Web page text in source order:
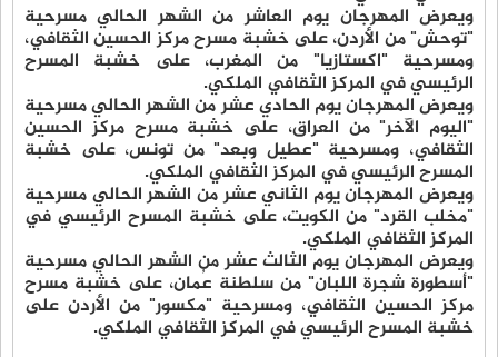
ويعرض المهرجان يوم العاشر من الشهر الحالي مسرحية
"توحش" من الأردن، على خشبة مسرح مركز الحسين الثقافي،
ومسرحية "اكستازيا" من المغرب، على خشبة المسرح
الرئيسي في المركز الثقافي الملكي.
ويعرض المهرجان يوم الحادي عشر من الشهر الحالي مسرحية
"اليوم الآخر" من العراق، على خشبة مسرح مركز الحسين
الثقافي، ومسرحية "عطيل وبعد" من تونس، على خشبة
المسرح الرئيسي في المركز الثقافي الملكي.
ويعرض المهرجان يوم الثاني عشر من الشهر الحالي مسرحية
"مخلب القرد" من الكويت، على خشبة المسرح الرئيسي في
المركز الثقافي الملكي.
ويعرض المهرجان يوم الثالث عشر من الشهر الحالي مسرحية
"أسطورة شجرة اللبان" من سلطنة عُمان، على خشبة مسرح
مركز الحسين الثقافي، ومسرحية "مكسور" من الأردن على
خشبة المسرح الرئيسي في المركز الثقافي الملكي.